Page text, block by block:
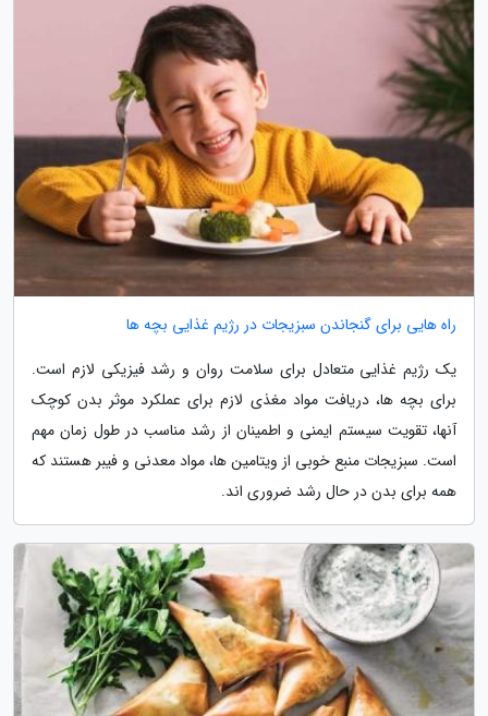
راه هایی برای گنجاندن سبزیجات در رژیم غذایی بچه ها
یک رژیم غذایی متعادل برای سلامت روان و رشد فیزیکی لازم است.
برای بچه ها، دریافت مواد مغذی لازم برای عملکرد موثر بدن کوچک
آنها، تقویت سیستم ایمنی و اطمینان از رشد مناسب در طول زمان مهم
است. سبزیجات منبع خوبی از ویتامین ها، مواد معدنی و فیبر هستند که
همه برای بدن در حال رشد ضروری اند.